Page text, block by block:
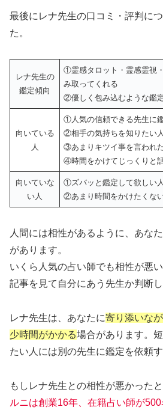
最後にレナ先生の口コミ・評判に
た。
レナ先生の
鑑定傾向
①霊感タロット・霊感霊視
み取ってくれる
②優しく包み込むような鑑
向いている
人
①人気の信頼できる先生に
②相手の気持ちを知りたい人
③あまりキツイ事を言われ
④時間をかけてじっくりと
向いていな
い人
①ズバッと鑑定して欲しい人
②あまり時間をかけたくな
人間には相性があるように、あな
があります。
いくら人気の占い師でも相性が悪
記事を見て自分にあう先生か判断し
レナ先生は、あなたに寄り添いな
少時間がかかる場合があります。
たい人には別の先生に鑑定を依頼す
もしレナ先生との相性が悪かったと
ルニは創業16年、在籍占い師が